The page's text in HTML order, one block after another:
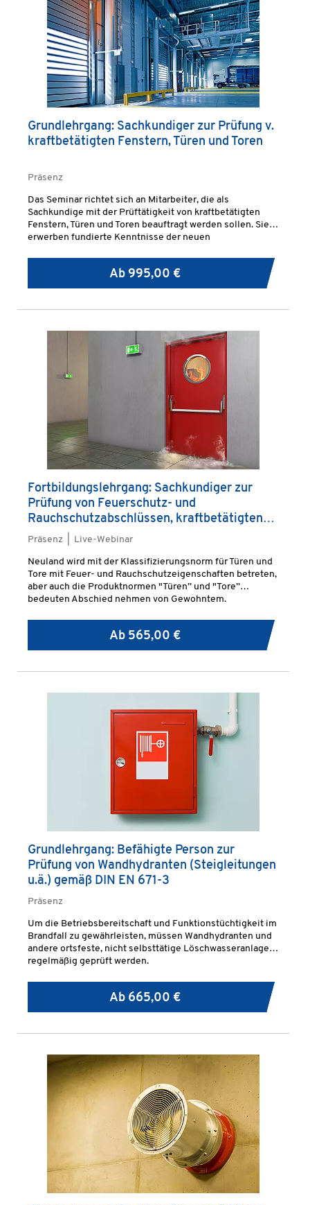
Grundlehrgang: Sachkundiger zur Prüfung v.
kraftbetätigten Fenstern, Türen und Toren
Präsenz
Das Seminar richtet sich an Mitarbeiter, die als
Sachkundige mit der Prüftätigkeit von kraftbetätigten
Fenstern, Türen und Toren beauftragt werden sollen. Sie
erwerben fundierte Kenntnisse der neuen
Regelwerk vertraut gemacht.
Ab 995,00 €
Fortbildungslehrgang: Sachkundiger zur
Prüfung von Feuerschutz- und
Rauchschutzabschlüssen, kraftbetätigten
Fenstern, Türen und Toren
Präsenz | Live-Webinar
Neuland wird mit der Klassifizierungsnorm für Türen und
Tore mit Feuer- und Rauchschutzeigenschaften betreten,
aber auch die Produktnormen "Türen” und "Tore”
bedeuten Abschied nehmen von Gewohntem.
Ab 565,00 €
Grundlehrgang: Befähigte Person zur
Prüfung von Wandhydranten (Steigleitungen
u.ä.) gemäß DIN EN 671-3
Präsenz
Um die Betriebsbereitschaft und Funktionstüchtigkeit im
Brandfall zu gewährleisten, müssen Wandhydranten und
andere ortsfeste, nicht selbsttätige Löschwasseranlagen
regelmäßig geprüft werden.
Ab 665,00 €